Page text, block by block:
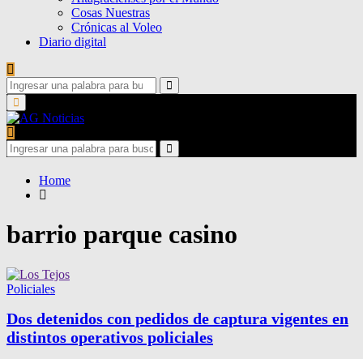
Cosas Nuestras
Crónicas al Voleo
Diario digital
Search
for:
Search
Primary
Menu
Search
for:
Search
Home
barrio parque casino
Policiales
Dos detenidos con pedidos de captura vigentes en
distintos operativos policiales